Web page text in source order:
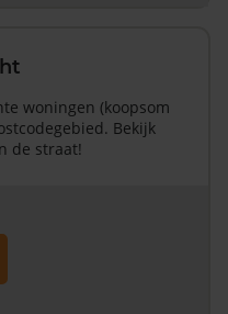
woningen (koopsom
Bekijk
de straat!